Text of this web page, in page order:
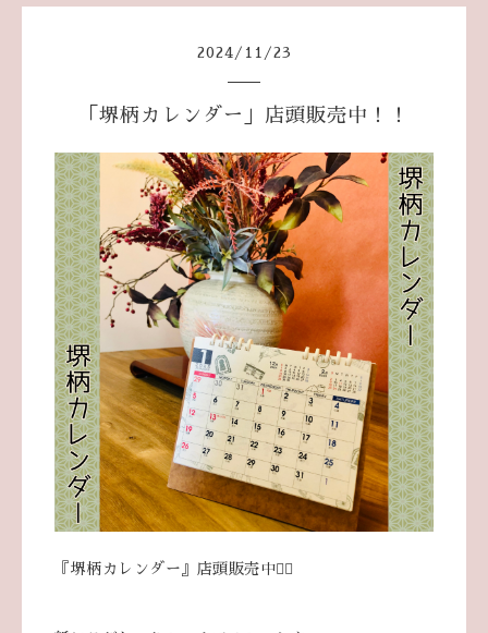
2024 / 11 /23
「堺柄カレンダー」店頭販売中！！
『堺柄カレンダー』店頭販売中💁‍♀️